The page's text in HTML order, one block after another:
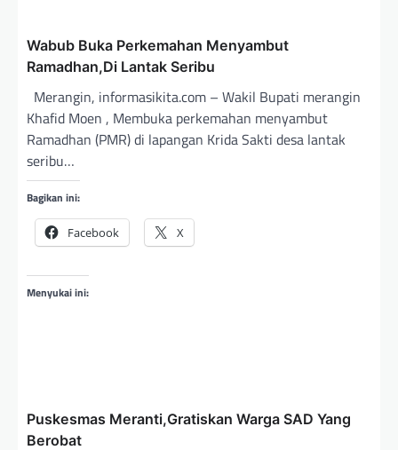
Wabub Buka Perkemahan Menyambut
Ramadhan,Di Lantak Seribu
Merangin, informasikita.com – Wakil Bupati merangin
Khafid Moen , Membuka perkemahan menyambut
Ramadhan (PMR) di lapangan Krida Sakti desa lantak
seribu…
Bagikan ini:
Facebook X
Menyukai ini:
Puskesmas Meranti,Gratiskan Warga SAD Yang
Berobat